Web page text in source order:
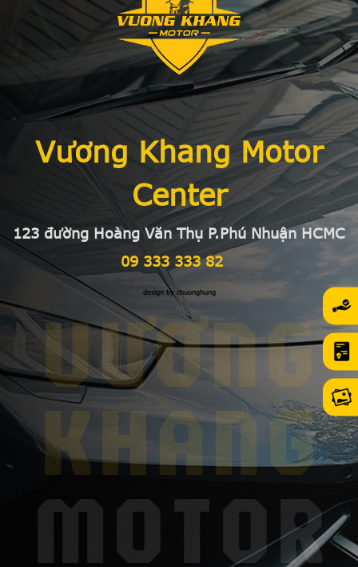
Vương Khang Motor
Center
123 đường Hoàng Văn Thụ P.Phú Nhuận HCMC
09 333 333 82
design by chuonghung
VƯƠNG
KHANG
MOTOR